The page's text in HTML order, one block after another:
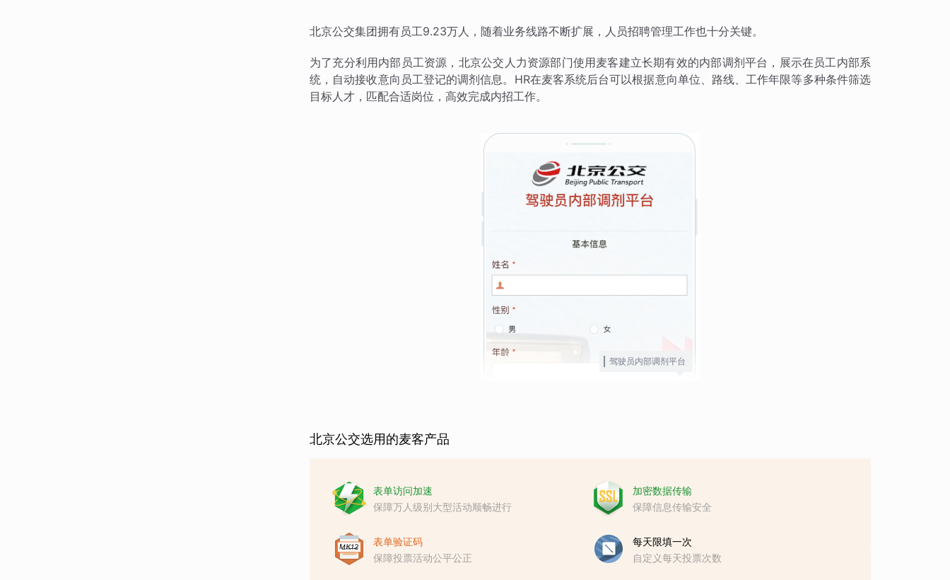
北京公交集团拥有员工9.23万人，随着业务线路不断扩展，人员招聘管理工作也十分关键。
为了充分利用内部员工资源，北京公交人力资源部门使用麦客建立长期有效的内部调剂平台，展示在员工内部系
统，自动接收意向员工登记的调剂信息。HR在麦客系统后台可以根据意向单位、路线、工作年限等多种条件筛选
目标人才，匹配合适岗位，高效完成内招工作。
驾驶员内部调剂平台
北京公交选用的麦客产品
表单访问加速
保障万人级别大型活动顺畅进行
加密数据传输
保障信息传输安全
表单验证码
保障投票活动公平公正
每天限填一次
自定义每天投票次数